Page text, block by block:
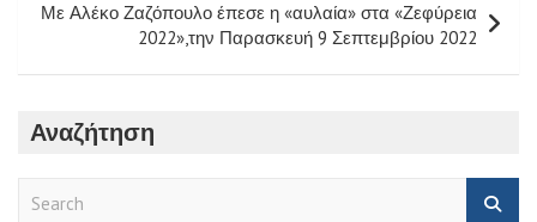
Με Αλέκο Ζαζόπουλο έπεσε η «αυλαία» στα «Ζεφύρεια
2022»,την Παρασκευή 9 Σεπτεμβρίου 2022
Αναζήτηση